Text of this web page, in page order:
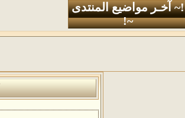
!~ آخـر مواضيع المنتدى
~!